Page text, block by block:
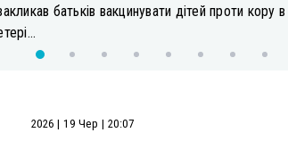
батьків вакцинувати дітей проти кору в
2026 | 19 Чер | 20:07